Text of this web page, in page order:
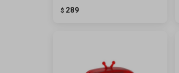
$ 289